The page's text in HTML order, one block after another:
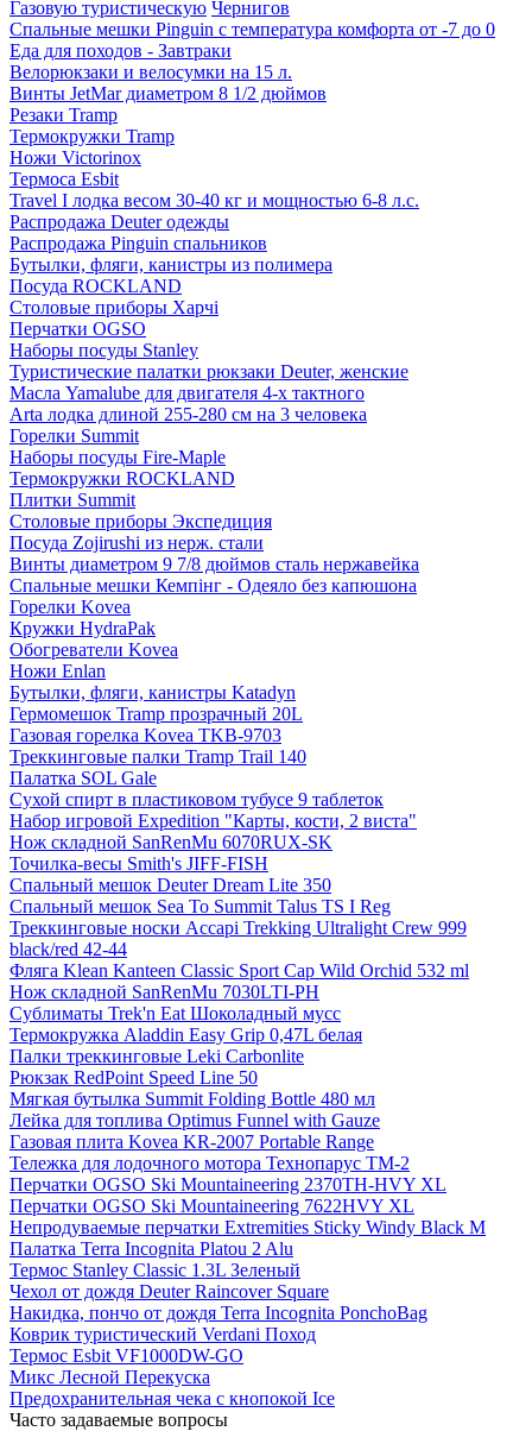
Газовую туристическую Чернигов
Спальные мешки Pinguin с температура комфорта от -7 до 0
Еда для походов - Завтраки
Велорюкзаки и велосумки на 15 л.
Винты JetMar диаметром 8 1/2 дюймов
Резаки Tramp
Термокружки Tramp
Ножи Victorinox
Термоса Esbit
Travel I лодка весом 30-40 кг и мощностью 6-8 л.с.
Распродажа Deuter одежды
Распродажа Pinguin спальников
Бутылки, фляги, канистры из полимера
Посуда ROCKLAND
Столовые приборы Харчі
Перчатки OGSO
Наборы посуды Stanley
Туристические палатки рюкзаки Deuter, женские
Масла Yamalube для двигателя 4-х тактного
Arta лодка длиной 255-280 см на 3 человека
Горелки Summit
Наборы посуды Fire-Maple
Термокружки ROCKLAND
Плитки Summit
Столовые приборы Экспедиция
Посуда Zojirushi из нерж. стали
Винты диаметром 9 7/8 дюймов сталь нержавейка
Спальные мешки Кемпінг - Одеяло без капюшона
Горелки Kovea
Кружки HydraPak
Обогреватели Kovea
Ножи Enlan
Бутылки, фляги, канистры Katadyn
Гермомешок Tramp прозрачный 20L
Газовая горелка Kovea TKB-9703
Треккинговые палки Tramp Trail 140
Палатка SOL Gale
Сухой спирт в пластиковом тубусе 9 таблеток
Набор игровой Expedition "Карты, кости, 2 виста"
Нож складной SanRenMu 6070RUX-SK
Точилка-весы Smith's JIFF-FISH
Спальный мешок Deuter Dream Lite 350
Спальный мешок Sea To Summit Talus TS I Reg
Треккинговые носки Accapi Trekking Ultralight Crew 999
black/red 42-44
Фляга Klean Kanteen Classic Sport Cap Wild Orchid 532 ml
Нож складной SanRenMu 7030LTI-PH
Сублиматы Trek'n Eat Шоколадный мусс
Термокружка Aladdin Easy Grip 0,47L белая
Палки треккинговые Leki Carbonlite
Рюкзак RedPoint Speed Line 50
Мягкая бутылка Summit Folding Bottle 480 мл
Лейка для топлива Optimus Funnel with Gauze
Газовая плита Kovea KR-2007 Portable Range
Тележка для лодочного мотора Технопарус ТM-2
Перчатки OGSO Ski Mountaineering 2370TH-HVY XL
Перчатки OGSO Ski Mountaineering 7622HVY XL
Непродуваемые перчатки Extremities Sticky Windy Black M
Палатка Terra Incognita Platou 2 Alu
Термос Stanley Classic 1.3L Зеленый
Чехол от дождя Deuter Raincover Square
Накидка, пончо от дождя Terra Incognita PonchoBag
Коврик туристический Verdani Поход
Термос Esbit VF1000DW-GO
Микс Лесной Перекуска
Предохранительная чека с кнопокой Ice
Часто задаваемые вопросы